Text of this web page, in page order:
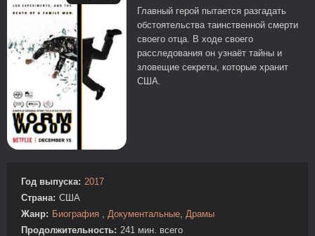
Главный герой пытается разгадать
обстоятельства таинственной смерти
своего отца. В ходе своего
расследования он узнаёт тайны и
зловещие секреты, которые хранит
США.
Год выпуска: 2017
Страна: США
Жанр: Биография Документальные Драмы
Продолжительность: 241 мин. всего